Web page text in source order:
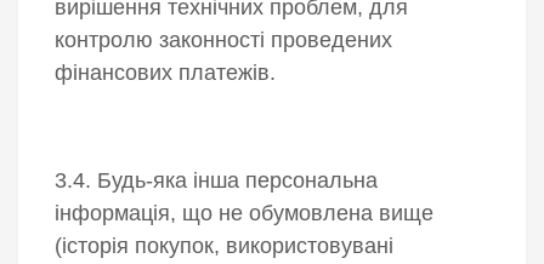
вирішення технічних проблем, для
контролю законності проведених
фінансових платежів.
3.4. Будь-яка інша персональна
інформація, що не обумовлена вище
(історія покупок, використовувані